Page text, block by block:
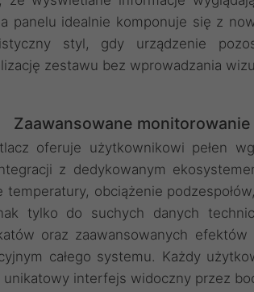
panelu idealnie komponuje się z
styl, gdy urządzenie
zestawu bez wprowadzania
Zaawansowane
oferuje użytkownikowi pełen
z dedykowanym
temperatury, obciążenie
tylko do suchych danych
oraz zaawansowanych
całego systemu. Każdy
unikatowy interfejs widoczny przez